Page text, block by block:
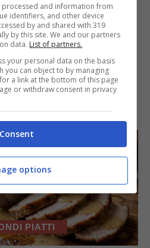
di Buttalapasta dal 2008 al
tutte le tipologie di ricette, con un
quelle della tradizione regionale.
PIANO
PIATTI
and information from
identifiers, and other device
by and shared with 319
by this site. We and our partners
data. List of partners.
your personal data on the basis
you can object to by managing
a link at the bottom of this page
or withdraw consent in privacy
Consent
options